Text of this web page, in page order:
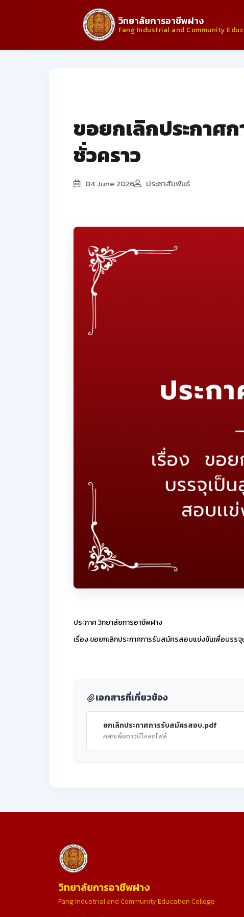
วิทยาลัยการอาชีพฝาง
Fang Industrial and Community
ขอยกเลิกประกาศ
ชั่วคราว
04 June 2026 ประชาสัมพันธ์
ประกาศ วิทยาลัยการอาชีพฝาง
เรื่อง ขอยกเลิกประกาศการรับสมัครสอบแข่งขันเพื่อบรร
เอกสารที่เกี่ยวข้อง
ยกเลิกประกาศการรับสมัครสอบ.pdf
คลิกเพื่อดาวน์โหลดไฟล์
วิทยาลัยการอาชีพฝาง
Fang Industrial and Community Education College